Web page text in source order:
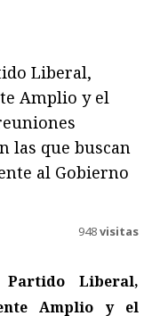
Liberal,
Amplio y el
las que buscan
al Gobierno
948visitas
Liberal,
Amplio y el